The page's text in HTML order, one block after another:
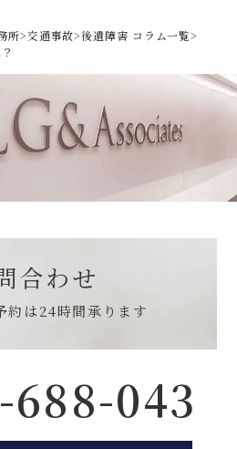
所>交通事故>後遺障害 コラム一覧>
合わせ
約は24時間承ります
688-043